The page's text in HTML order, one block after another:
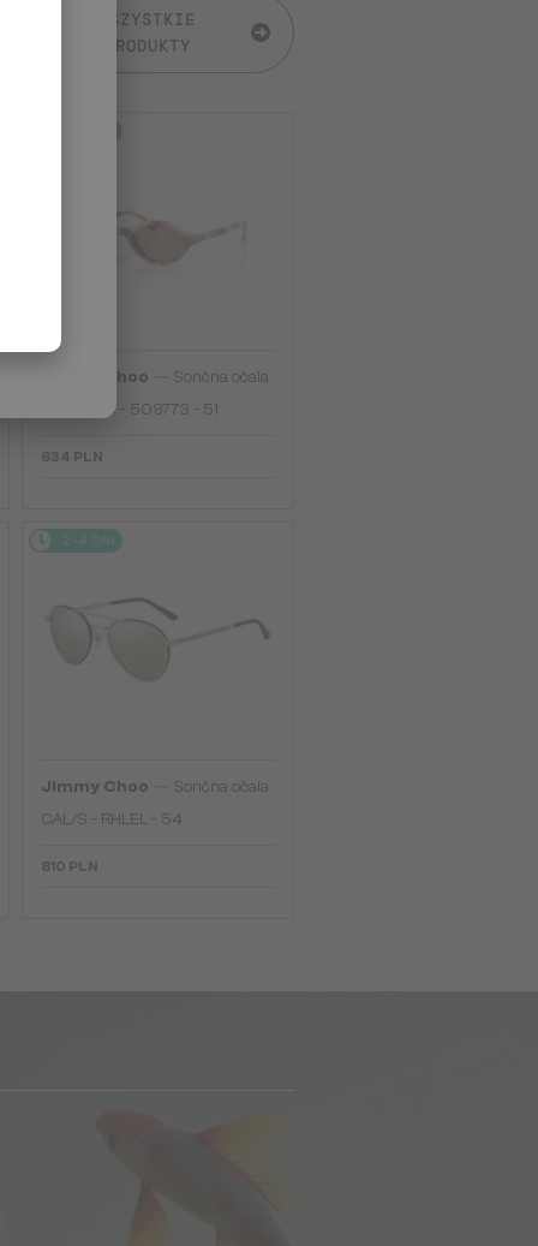
WSZYSTKIE
PRODUKTY
Jimmy Choo
Sončna očala
JC5068U - 509773 - 51
634 PLN
2-4 DNI
Jimmy Choo
Sončna očala
CAL/S - RHLEL - 54
810 PLN